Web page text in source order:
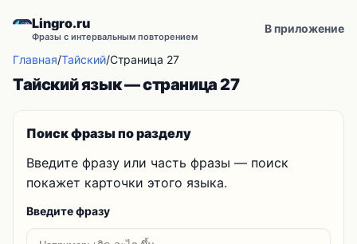
Lingro.ru
Фразы с интервальным повторением
В приложение
Главная/Тайский/Страница 27
Тайский язык — страница 27
Поиск фразы по разделу
Введите фразу или часть фразы — поиск
покажет карточки этого языка.
Введите фразу